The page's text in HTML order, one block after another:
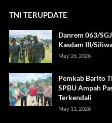
TNI TERUPDATE
Danrem 063/
Kasdam III/
May 26, 2026
Pemkab Barito
SPBU Ampah
Terkendali
May 11, 2026